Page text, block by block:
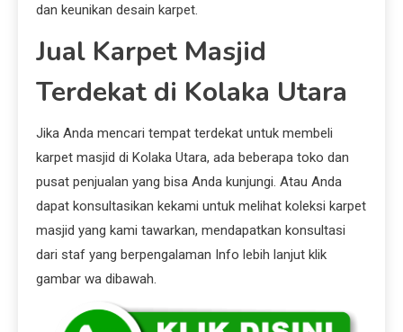
dan keunikan desain karpet.
Jual Karpet Masjid
Terdekat di Kolaka Utara
Jika Anda mencari tempat terdekat untuk membeli
karpet masjid di Kolaka Utara, ada beberapa toko dan
pusat penjualan yang bisa Anda kunjungi. Atau Anda
dapat konsultasikan kekami untuk melihat koleksi karpet
masjid yang kami tawarkan, mendapatkan konsultasi
dari staf yang berpengalaman Info lebih lanjut klik
gambar wa dibawah.